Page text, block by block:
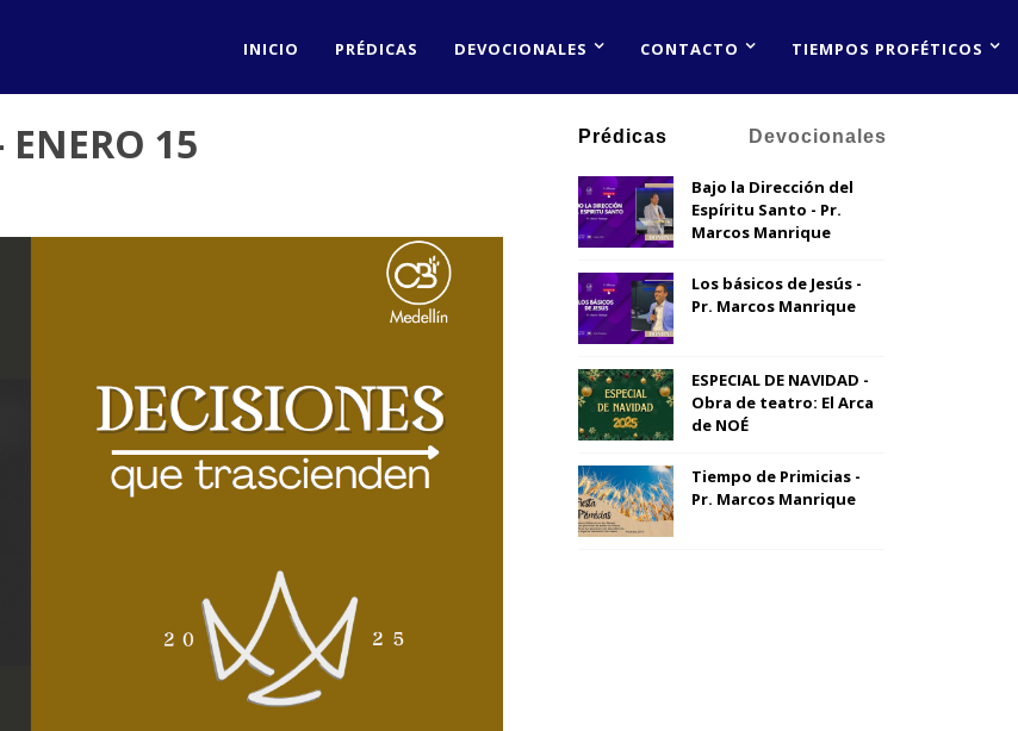
INICIO PRÉDICAS DEVOCIONALES CONTACTO TIEMPOS PROFÉTICOS
ENERO 15 Prédicas Devocionales
Bajo la Dirección del
Espíritu Santo - Pr.
Marcos Manrique
Los básicos de Jesús -
Pr. Marcos Manrique
ESPECIAL DE NAVIDAD -
Obra de teatro: El Arca
de NOÉ
Tiempo de Primicias -
Pr. Marcos Manrique